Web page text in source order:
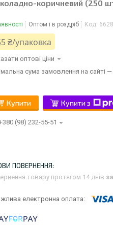
коричневий (250
Оптом і в роздріб Код:
₴/упаковка
оптові ціни
сума замовлення на сайті —
Купити Купити з
(98) 232-55-51
товару протягом 14 днів